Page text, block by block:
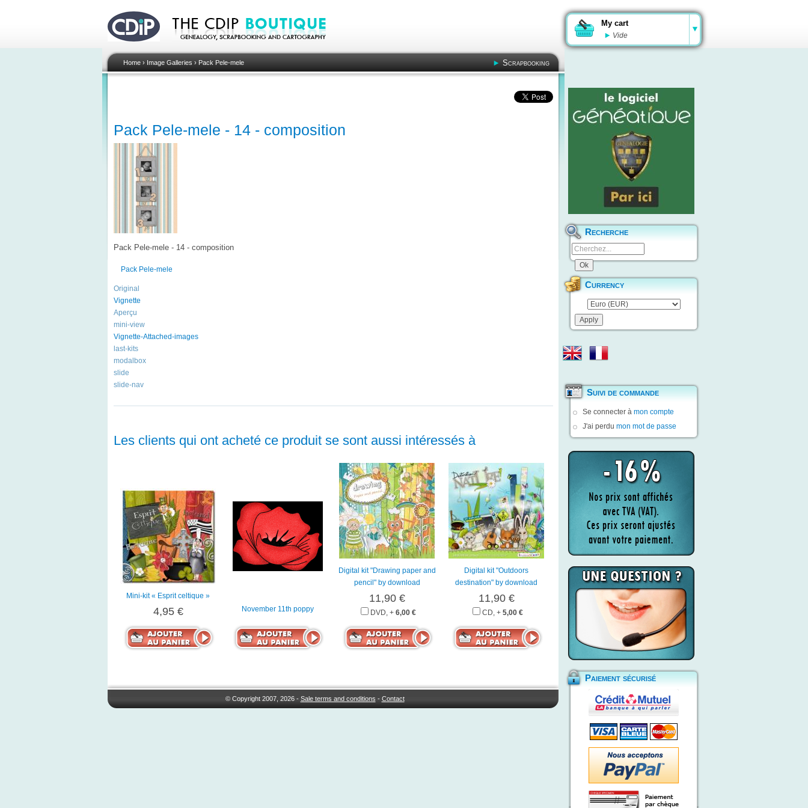
My cart
Vide
Home› Image Galleries › Pack Pele-mele Scrapbooking
Pack Pele-mele - 14 - composition
Pack Pele-mele - 14 - composition
Pack Pele-mele
Original
Vignette
Aperçu
mini-view
Vignette-Attached-images
last-kits
modalbox
slide
slide-nav
Les clients qui ont acheté ce produit se sont aussi intéressés à
Mini-kit « Esprit celtique »
4,95 € November 11th poppy
Digital kit "Drawing paper and
pencil" by download
11,90 €
DVD, + 6,00 €
Digital kit "Outdoors
destination" by download
11,90 €
CD, + 5,00 €
© Copyright 2007, 2026 - Sale terms and conditions - Contact
Recherche
Currency
Suivi de commande
Se connecter à mon compte
J'ai perdu mon mot de passe
Paiement sécurisé